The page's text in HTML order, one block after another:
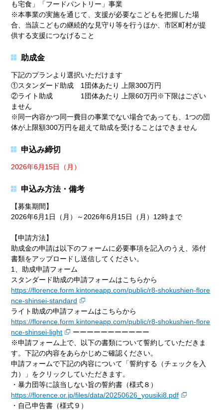
も宅食」「フードパントリー」事業
※本事業の実施を通じて、支援が必要なこどもを把握した場
合、当該こどもの継続的な見守り等を行うほか、市区町村が提
供する支援につなげること
助成金
下記のプランより選択いただけます
①スタンダード助成 1団体あたり 上限300万円
②ライト助成 1団体あたり 上限60万円※下限はござい
ません
※同一内容かつ同一費目の事業でない場合であっても、1つの団
体が上限額300万円を超えて助成を受けることはできません
申込み締切
2026年6月15日（月）
申込み方法・備考
【募集期間】
2026年6月1日（月）～2026年6月15日（月）12時まで
【申請方法】
助成金の申請は以下のフォームに必要事項を記入のうえ、添付
書類をアップロードし送信してください。
1、助成申請フォーム
スタンダード助成の申請フォームはこちらから
https://florence.form.kintoneapp.com/public/r8-shokushien-flore
nce-shinsei-standard
ライト助成の申請フォームはこちらから
https://florence.form.kintoneapp.com/public/r8-shokushien-flore
nce-shinsei-light
ーーーーーーーーーーー
※申請フォーム上で、以下の書類について誓約していただきま
す。下記の内容をあらかじめご確認ください。
申請フォームで下記の内容について「誓約する（チェックを入
力）」をクリックしていただきます。
・暴力団等に該当しない旨の誓約書（様式８）
https://florence.or.jp/files/data/20250626_yousiki8.pdf
・自己申告書（様式９）